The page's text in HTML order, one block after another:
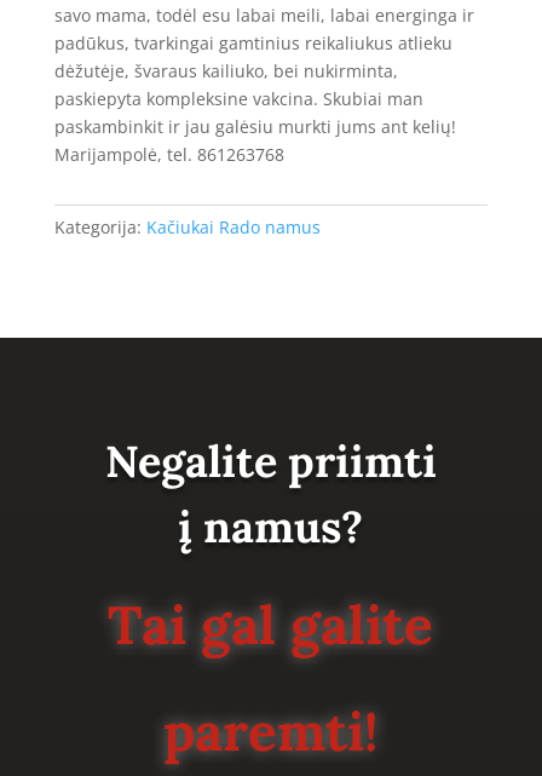
savo mama, todėl esu labai meili, labai energinga ir
padūkus, tvarkingai gamtinius reikaliukus atlieku
dėžutėje, švaraus kailiuko, bei nukirminta,
paskiepyta kompleksine vakcina. Skubiai man
paskambinkit ir jau galėsiu murkti jums ant kelių!
Marijampolė, tel. 861263768
Kategorija: Kačiukai Rado namus
Negalite priimti
į namus?
Tai gal galite
paremti!